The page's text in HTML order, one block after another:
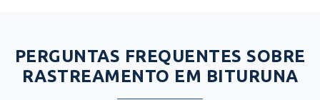
PERGUNTAS FREQUENTES SOBRE
RASTREAMENTO EM BITURUNA